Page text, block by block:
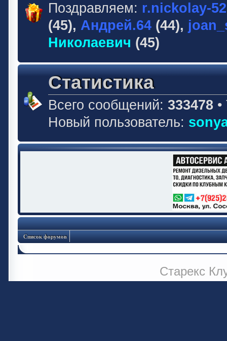
Поздравляем: r.nickolay-
(45), Андрей.64 (44),
Николаевич (45)
Статистика
Всего сообщений: 333478
Новый пользователь:
Список форумов
Старекс